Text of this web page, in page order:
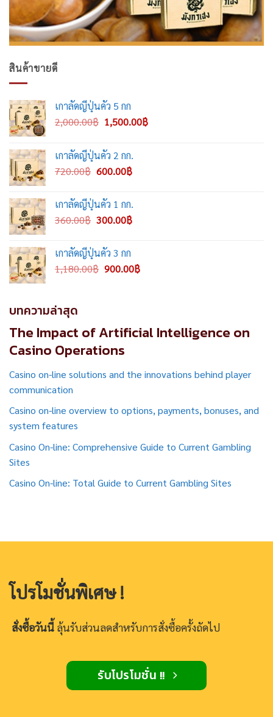
สินค้าขายดี
เกาลัดญี่ปุ่นคั่ว 5 กก
2,000.00฿ Original
was:
2,000.00฿.
1,500.00฿Current
เกาลัดญี่ปุ่นคั่ว 2 กก.
720.00฿ Original
was:
720.00฿.
600.00฿Current
600.00฿.
เกาลัดญี่ปุ่นคั่ว 1 กก.
360.00฿ Original
was:
360.00฿.
300.00฿Current
เกาลัดญี่ปุ่นคั่ว 3 กก
1,180.00฿ Original
900.00฿Current
บทความล่าสุด
The Impact of Artificial Intelligence on
Casino Operations
Casino on-line solutions and the innovations behind player
communication
Casino on-line overview to options, payments, bonuses, and
system features
Casino On-line: Comprehensive Guide to Current Gambling
Sites
Casino On-line: Total Guide to Current Gambling Sites
โปรโมชั่นพิเศษ !
สั่งซื้อวันนี้ ลุ้นรับส่วนลดสำหรับการสั่งซื้อครั้งถัดไป
รับโปรโมชั่น !!